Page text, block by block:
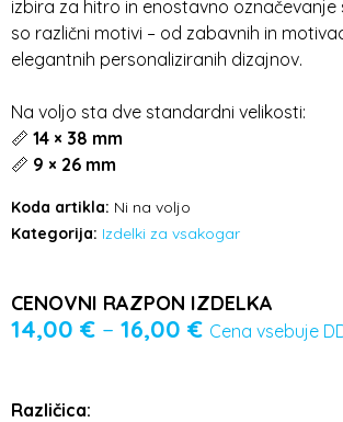
izbira za hitro in enostavno označevanje
so različni motivi – od zabavnih in
elegantnih personaliziranih dizajnov.
Na voljo sta dve standardni velikosti:
📏 14 × 38 mm
📏 9 × 26 mm
Koda artikla: Ni na voljo
Kategorija: Izdelki za vsakogar
CENOVNI RAZPON IZDELKA
14,00 € – 16,00 € Cena vsebuje
Različica: